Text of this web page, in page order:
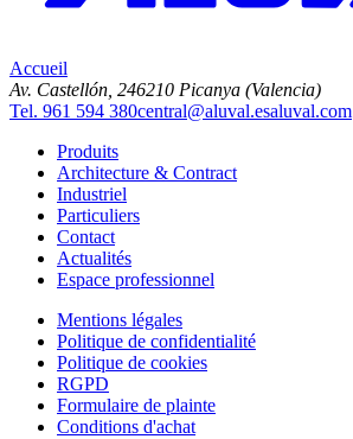
Accueil
Av. Castellón, 246210 Picanya (Valencia)
Tel. 961 594 380central@aluval.esaluval.com
Produits
Architecture & Contract
Industriel
Particuliers
Contact
Actualités
Espace professionnel
Mentions légales
Politique de confidentialité
Politique de cookies
RGPD
Formulaire de plainte
Conditions d'achat